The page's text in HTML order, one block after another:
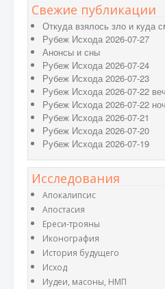
Свежие публикации
Откуда взялось зло и куда
Рубеж Исхода 2026-07-27
Анонсы и сны
Рубеж Исхода 2026-07-24
Рубеж Исхода 2026-07-23
Рубеж Исхода 2026-07-22
Рубеж Исхода 2026-07-22
Рубеж Исхода 2026-07-21
Рубеж Исхода 2026-07-20
Рубеж Исхода 2026-07-19
Исследования
Апокалипсис
Апостасия
Ереси-трояны
Иконография
История будущего
Исход
Иудеи, масоны, НМП